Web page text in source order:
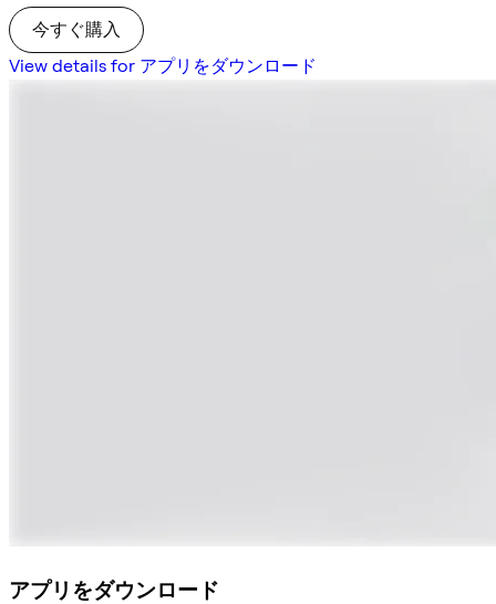
今すぐ購入
View details for アプリをダウンロード
アプリをダウンロード